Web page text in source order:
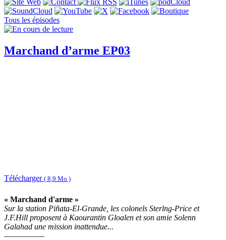
Tous les épisodes
Marchand d’arme EP03
Télécharger ( 8,9 Mo )
« Marchand d'arme »
Sur la station Piñata-El-Grande, les colonels Sterlng-Price et
J.F.Hill proposent à Kaourantin Gloalen et son amie Solenn
Galahad une mission inattendue...
—————